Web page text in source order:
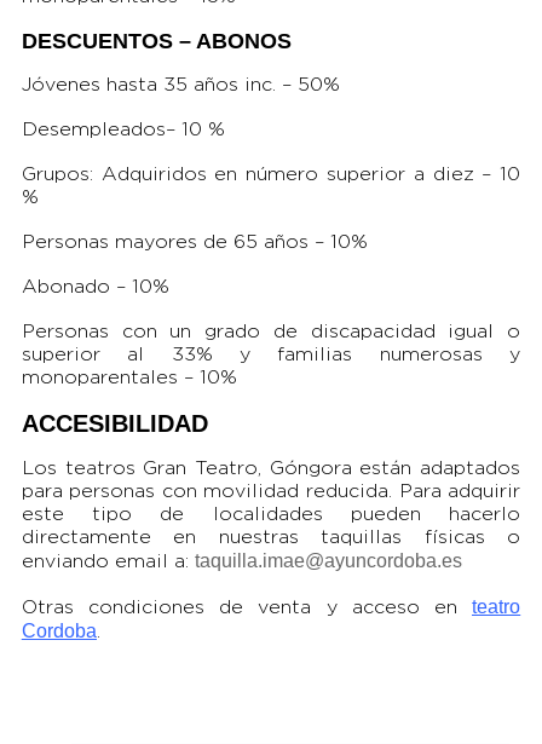
DESCUENTOS – ABONOS
Jóvenes hasta 35 años inc. – 50%
Desempleados– 10 %
Grupos: Adquiridos en número superior a diez – 10
%
Personas mayores de 65 años – 10%
Abonado – 10%
Personas con un grado de discapacidad igual o
superior al 33% y familias numerosas y
monoparentales – 10%
ACCESIBILIDAD
Los teatros Gran Teatro, Góngora están adaptados
para personas con movilidad reducida. Para adquirir
este tipo de localidades pueden hacerlo
directamente en nuestras taquillas físicas o
enviando email a: taquilla.imae@ayuncordoba.es
Otras condiciones de venta y acceso enteatro
Cordoba.